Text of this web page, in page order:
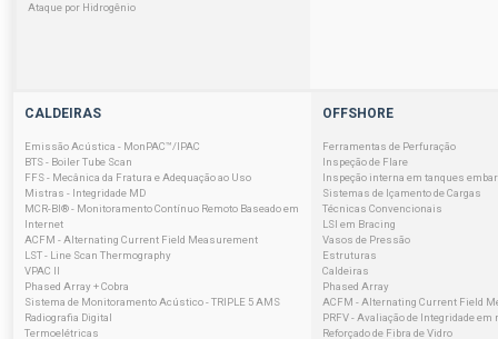
Ataque por Hidrogênio
CALDEIRAS
Emissão Acústica - MonPAC™/IPAC
BTS - Boiler Tube Scan
FFS - Mecânica da Fratura e Adequação ao Uso
Mistras - Integridade MD
MCR-BI® - Monitoramento Contínuo Remoto Baseado em
Internet
ACFM - Alternating Current Field Measurement
LST - Line Scan Thermography
VPAC II
Phased Array + Cobra
Sistema de Monitoramento Acústico - TRIPLE 5 AMS
Radiografia Digital
Termoelétricas
OFFSHORE
Ferramentas de Perfuração
Inspeção de Flare
Inspeção interna em tanques
Sistemas de Içamento de Cargas
Técnicas Convencionais
LSI em Bracing
Vasos de Pressão
Estruturas
Caldeiras
Phased Array
ACFM - Alternating Current Field
PRFV - Avaliação de Integridade
Reforçado de Fibra de Vidro